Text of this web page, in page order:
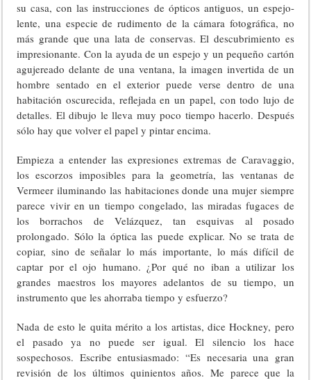
su casa, con las instrucciones de ópticos antiguos, un espejo-
lente, una especie de rudimento de la cámara fotográfica, no
más grande que una lata de conservas. El descubrimiento es
impresionante. Con la ayuda de un espejo y un pequeño cartón
agujereado delante de una ventana, la imagen invertida de un
hombre sentado en el exterior puede verse dentro de una
habitación oscurecida, reflejada en un papel, con todo lujo de
detalles. El dibujo le lleva muy poco tiempo hacerlo. Después
sólo hay que volver el papel y pintar encima.
Empieza a entender las expresiones extremas de Caravaggio,
los escorzos imposibles para la geometría, las ventanas de
Vermeer iluminando las habitaciones donde una mujer siempre
parece vivir en un tiempo congelado, las miradas fugaces de
los borrachos de Velázquez, tan esquivas al posado
prolongado. Sólo la óptica las puede explicar. No se trata de
copiar, sino de señalar lo más importante, lo más difícil de
captar por el ojo humano. ¿Por qué no iban a utilizar los
grandes maestros los mayores adelantos de su tiempo, un
instrumento que les ahorraba tiempo y esfuerzo?
Nada de esto le quita mérito a los artistas, dice Hockney, pero
el pasado ya no puede ser igual. El silencio los hace
sospechosos. Escribe entusiasmado: “Es necesaria una gran
revisión de los últimos quinientos años. Me parece que la